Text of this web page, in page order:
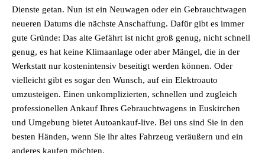
Dienste getan. Nun ist ein Neuwagen oder ein Gebrauchtwagen
neueren Datums die nächste Anschaffung. Dafür gibt es immer
gute Gründe: Das alte Gefährt ist nicht groß genug, nicht schnell
genug, es hat keine Klimaanlage oder aber Mängel, die in der
Werkstatt nur kostenintensiv beseitigt werden können. Oder
vielleicht gibt es sogar den Wunsch, auf ein Elektroauto
umzusteigen. Einen unkomplizierten, schnellen und zugleich
professionellen Ankauf Ihres Gebrauchtwagens in Euskirchen
und Umgebung bietet Autoankauf-live. Bei uns sind Sie in den
besten Händen, wenn Sie ihr altes Fahrzeug veräußern und ein
anderes kaufen möchten.